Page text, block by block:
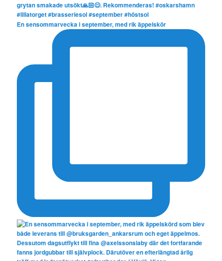
En sensommarvecka i september, med rik äppelskör